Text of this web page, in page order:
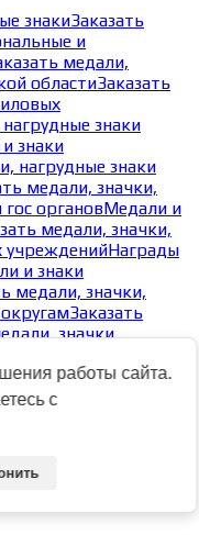
знакиЗаказать
и
медали,
областиЗаказать
знаки
знаки
нагрудные знаки
медали, значки,
органовМедали и
медали, значки,
учрежденийНаграды
и знаки
медали, значки,
Заказать
значки,
Заказать
Виды креплений к
знаков
работы сайта.
с